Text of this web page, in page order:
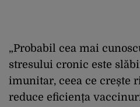
„Probabil cea mai
stresului cronic este
imunitar, ceea ce crește
reduce eficiența